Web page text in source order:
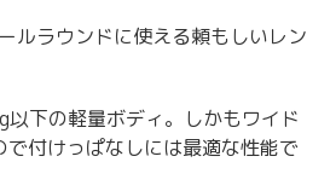
ルラウンドに使える頼もしいレン
下の軽量ボディ。しかもワイド
付けっぱなしには最適な性能で